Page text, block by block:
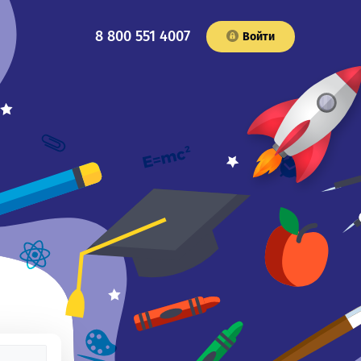
8 800 551 4007 Войти